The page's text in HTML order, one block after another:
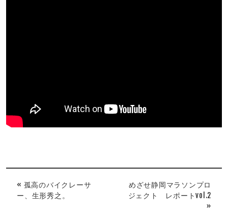
« 孤高のバイクレーサ
ー、生形秀之。
めざせ静岡マラソンプロ
ジェクト レポートvol.2
»